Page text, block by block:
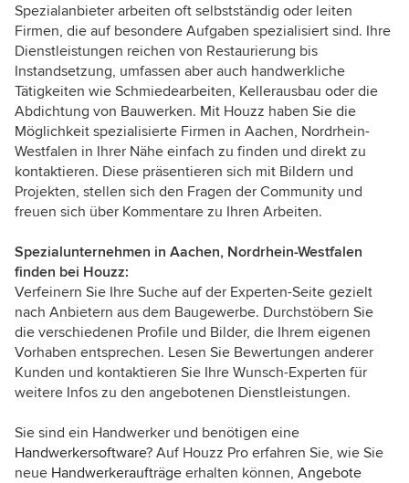
Spezialanbieter arbeiten oft selbstständig oder leiten
Firmen, die auf besondere Aufgaben spezialisiert sind. Ihre
Dienstleistungen reichen von Restaurierung bis
Instandsetzung, umfassen aber auch handwerkliche
Tätigkeiten wie Schmiedearbeiten, Kellerausbau oder die
Abdichtung von Bauwerken. Mit Houzz haben Sie die
Möglichkeit spezialisierte Firmen in Aachen, Nordrhein-
Westfalen in Ihrer Nähe einfach zu finden und direkt zu
kontaktieren. Diese präsentieren sich mit Bildern und
Projekten, stellen sich den Fragen der Community und
freuen sich über Kommentare zu Ihren Arbeiten.
Spezialunternehmen in Aachen, Nordrhein-Westfalen
finden bei Houzz:
Verfeinern Sie Ihre Suche auf der Experten-Seite gezielt
nach Anbietern aus dem Baugewerbe. Durchstöbern Sie
die verschiedenen Profile und Bilder, die Ihrem eigenen
Vorhaben entsprechen. Lesen Sie Bewertungen anderer
Kunden und kontaktieren Sie Ihre Wunsch-Experten für
weitere Infos zu den angebotenen Dienstleistungen.
Sie sind ein Handwerker und benötigen eine
Handwerkersoftware? Auf Houzz Pro erfahren Sie, wie Sie
neue Handwerkeraufträge erhalten können, Angebote